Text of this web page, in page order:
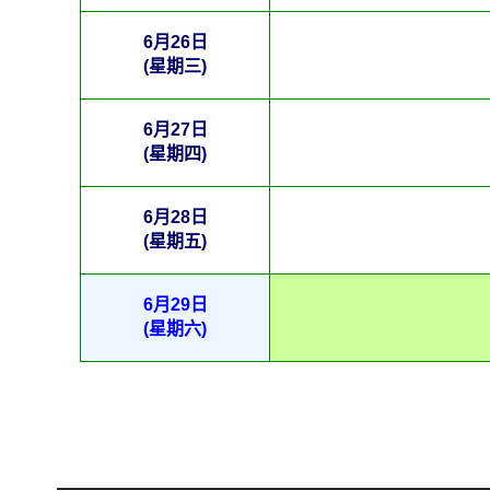
6月26日
(星期三)
6月27日
(星期四)
6月28日
(星期五)
6月29日
(星期六)